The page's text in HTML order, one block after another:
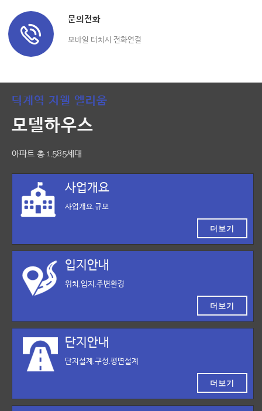
문의전화
모바일 터치시 전화연결
덕계역 지웰 엘리움
모델하우스
아파트 총 1,585세대
사업개요
사업개요,규모
더보기
입지안내
위치,입지,주변환경
더보기
단지안내
단지설계,구성,평면설계
더보기